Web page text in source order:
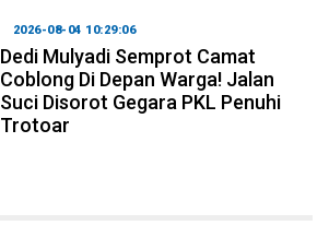
2026-08-04 10:29:06
Dedi Mulyadi Semprot Camat
Coblong Di Depan Warga! Jalan
Suci Disorot Gegara PKL Penuhi
Trotoar